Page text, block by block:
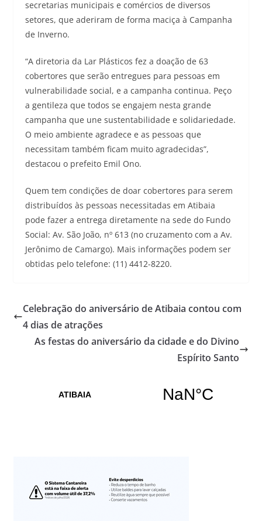
secretarias municipais e comércios de diversos
setores, que aderiram de forma maciça à Campanha
de Inverno.
“A diretoria da Lar Plásticos fez a doação de 63
cobertores que serão entregues para pessoas em
vulnerabilidade social, e a campanha continua. Peço
a gentileza que todos se engajem nesta grande
campanha que une sustentabilidade e solidariedade.
O meio ambiente agradece e as pessoas que
necessitam também ficam muito agradecidas”,
destacou o prefeito Emil Ono.
Quem tem condições de doar cobertores para serem
distribuídos às pessoas necessitadas em Atibaia
pode fazer a entrega diretamente na sede do Fundo
Social: Av. São João, nº 613 (no cruzamento com a Av.
Jerônimo de Camargo). Mais informações podem ser
obtidas pelo telefone: (11) 4412-8220.
Celebração do aniversário de Atibaia contou com
4 dias de atrações
As festas do aniversário da cidade e do Divino
Espírito Santo